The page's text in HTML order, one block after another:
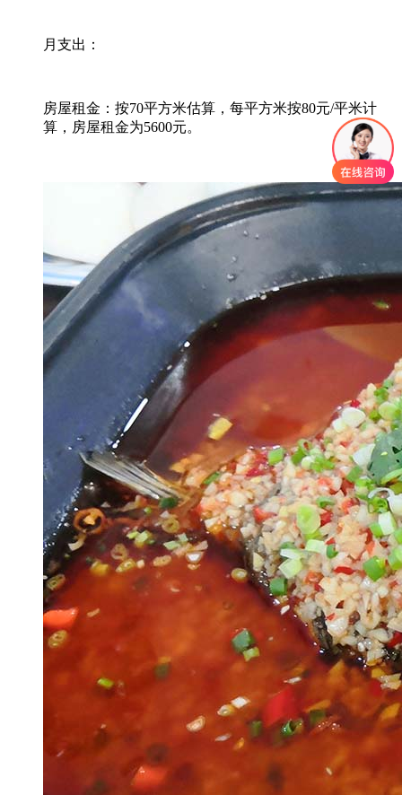
月支出：
房屋租金：按70平方米估算，每平方米按80元/平米计
算，房屋租金为5600元。